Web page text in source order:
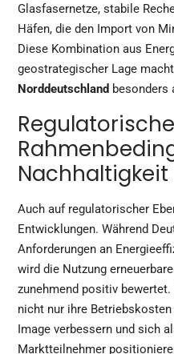
Glasfasernetze, stabile
Häfen, die den Import von
Diese Kombination aus
geostrategischer Lage
Norddeutschland besonders
Regulatorische
Nachhaltigkeit
Auch auf regulatorischer
Entwicklungen. Während
Anforderungen an
wird die Nutzung
zunehmend positiv
nicht nur ihre
Image verbessern und sich
Marktteilnehmer